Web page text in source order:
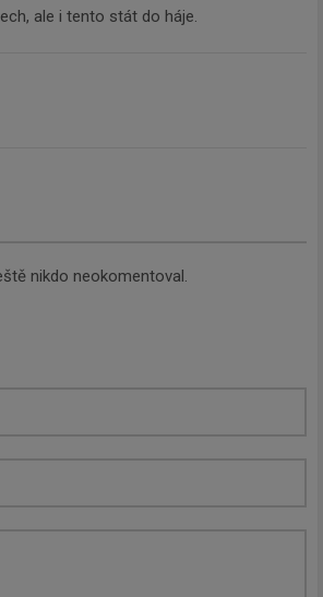
ale i tento stát do háje.
nikdo neokomentoval.
váš email a my Vám